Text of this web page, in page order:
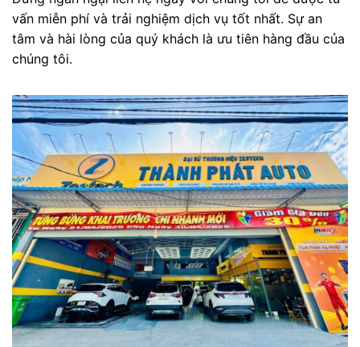
vấn miễn phí và trải nghiệm dịch vụ tốt nhất. Sự an
tâm và hài lòng của quý khách là ưu tiên hàng đầu của
chúng tôi.